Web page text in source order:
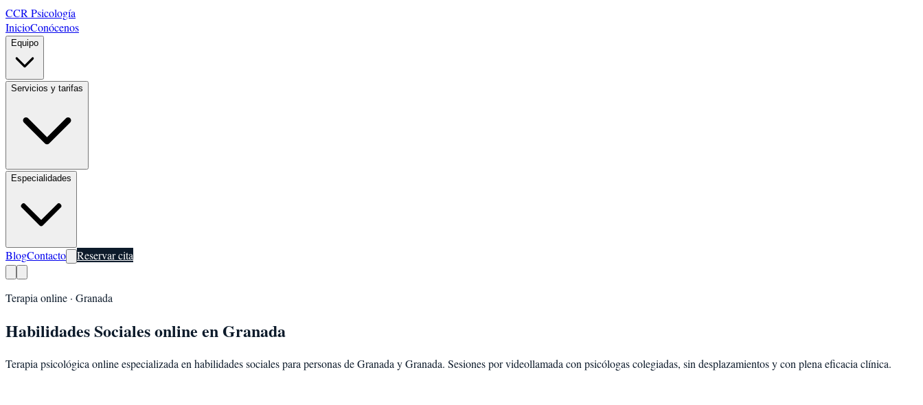
CCR Psicología
InicioConócenos
Equipo
Servicios y tarifas
Especialidades
BlogContacto Reservar cita
Terapia online · Granada
Habilidades Socialesonline en Granada
Terapia psicológica online especializada en habilidades socialespara personas deGranada yGranada. Sesiones por videollamada con psicólogas colegiadas, sin desplazamientos y con plena eficacia clínica.